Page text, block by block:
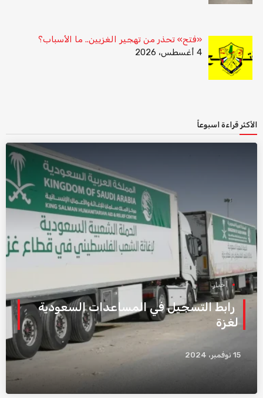
«فتح» تحذر من تهجير الغزيين.. ما الأسباب؟
4 أغسطس، 2026
الأكثر قراءة اسبوعاً
أخبار
رابط التسجيل في المساعدات السعودية
لغزة
15 نوفمبر، 2024